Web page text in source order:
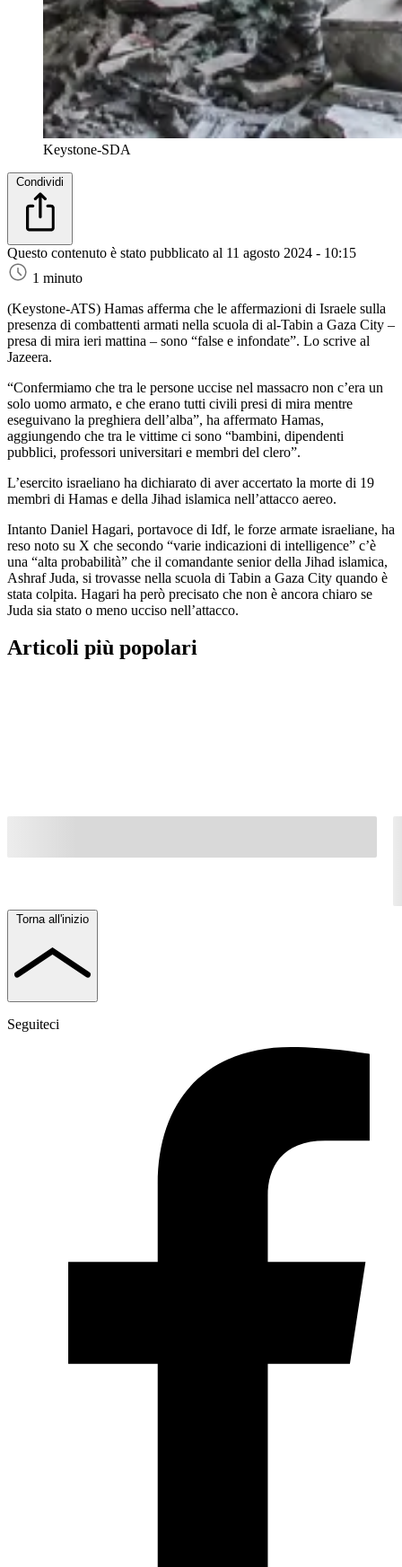
Keystone-SDA
Condividi
Questo contenuto è stato pubblicato al 11 agosto 2024 - 10:15
1 minuto
(Keystone-ATS) Hamas afferma che le affermazioni di Israele sulla
presenza di combattenti armati nella scuola di al-Tabin a Gaza City –
presa di mira ieri mattina – sono “false e infondate”. Lo scrive al
Jazeera.
“Confermiamo che tra le persone uccise nel massacro non c’era un
solo uomo armato, e che erano tutti civili presi di mira mentre
eseguivano la preghiera dell’alba”, ha affermato Hamas,
aggiungendo che tra le vittime ci sono “bambini, dipendenti
pubblici, professori universitari e membri del clero”.
L’esercito israeliano ha dichiarato di aver accertato la morte di 19
membri di Hamas e della Jihad islamica nell’attacco aereo.
Intanto Daniel Hagari, portavoce di Idf, le forze armate israeliane, ha
reso noto su X che secondo “varie indicazioni di intelligence” c’è
una “alta probabilità” che il comandante senior della Jihad islamica,
Ashraf Juda, si trovasse nella scuola di Tabin a Gaza City quando è
stata colpita. Hagari ha però precisato che non è ancora chiaro se
Juda sia stato o meno ucciso nell’attacco.
Articoli più popolari
Torna all'inizio
Seguiteci